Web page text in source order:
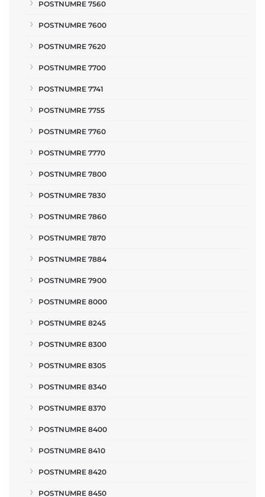
POSTNUMRE 7560
POSTNUMRE 7600
POSTNUMRE 7620
POSTNUMRE 7700
POSTNUMRE 7741
POSTNUMRE 7755
POSTNUMRE 7760
POSTNUMRE 7770
POSTNUMRE 7800
POSTNUMRE 7830
POSTNUMRE 7860
POSTNUMRE 7870
POSTNUMRE 7884
POSTNUMRE 7900
POSTNUMRE 8000
POSTNUMRE 8245
POSTNUMRE 8300
POSTNUMRE 8305
POSTNUMRE 8340
POSTNUMRE 8370
POSTNUMRE 8400
POSTNUMRE 8410
POSTNUMRE 8420
POSTNUMRE 8450